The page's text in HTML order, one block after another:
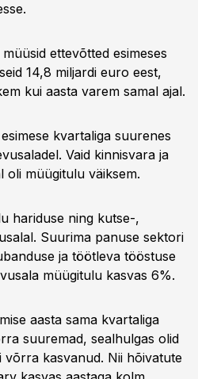
ettevõtted esimeses
14,8 miljardi euro eest,
kui aasta varem samal ajal.
kvartaliga suurenes
Vaid kinnisvara ja
oli müügitulu väiksem.
hariduse ning kutse-,
Suurima panuse sektori
ja töötleva tööstuse
müügitulu kasvas 6%.
aasta sama kvartaliga
suuremad, sealhulgas olid
kasvanud. Nii hõivatute